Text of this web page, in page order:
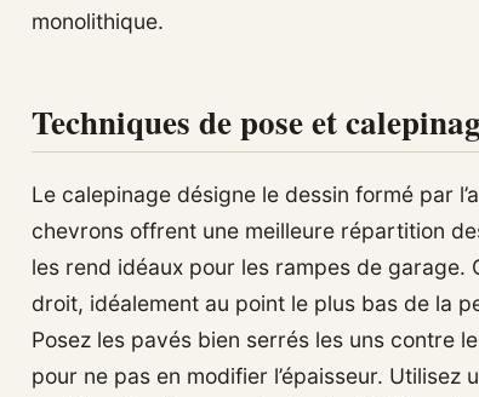
monolithique.
Techniques de pose et
Le calepinage désigne le dessin formé par
chevrons offrent une meilleure répartition
les rend idéaux pour les rampes de garage.
droit, idéalement au point le plus bas de la
Posez les pavés bien serrés les uns contre
pour ne pas en modifier l’épaisseur.